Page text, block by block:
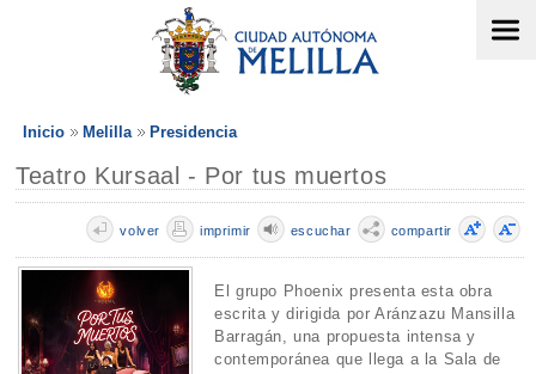
Inicio Melilla Presidencia
Teatro Kursaal - Por tus muertos
compartir
escuchar
imprimir
volver
El grupo Phoenix presenta esta obra
escrita y dirigida por Aránzazu Mansilla
Barragán, una propuesta intensa y
contemporánea que llega a la Sala de